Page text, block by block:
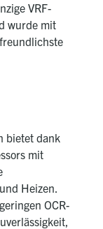
VRF-
wurde mit
bietet dank
mit
Heizen.
OCR-